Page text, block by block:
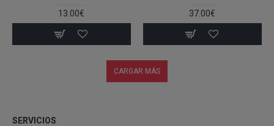
13.00€ 37.00€
CARGAR MÁS
SERVICIOS